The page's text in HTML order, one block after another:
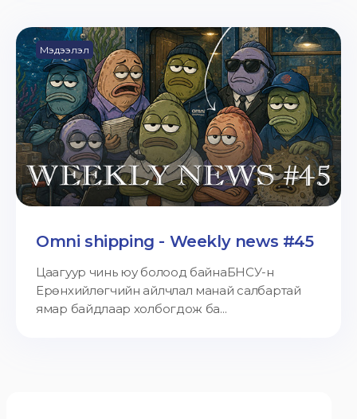
Мэдээлэл
Omni shipping - Weekly news #45
Цаагуур чинь юу болоод байнаБНСУ-н
Ерөнхийлөгчийн айлчлал манай салбартай
ямар байдлаар холбогдож ба...